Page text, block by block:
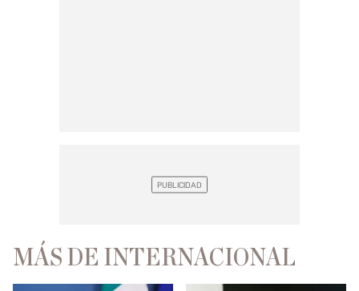
MÁS DE INTERNACIONAL